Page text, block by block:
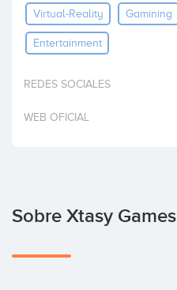
Invertir
Virtual-Reality Gamining
Entertainment
REDES SOCIALES
WEB OFICIAL
Sobre Xtasy Games